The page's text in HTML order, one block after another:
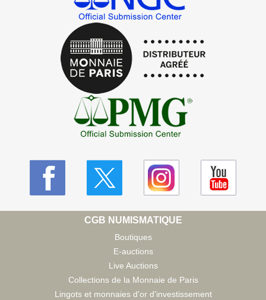
CGB NUMISMATIQUE
Boutiques
E-auctions
Live Auctions
Collections de la Monnaie de Paris
Lingots et monnaies d'or d'investissement